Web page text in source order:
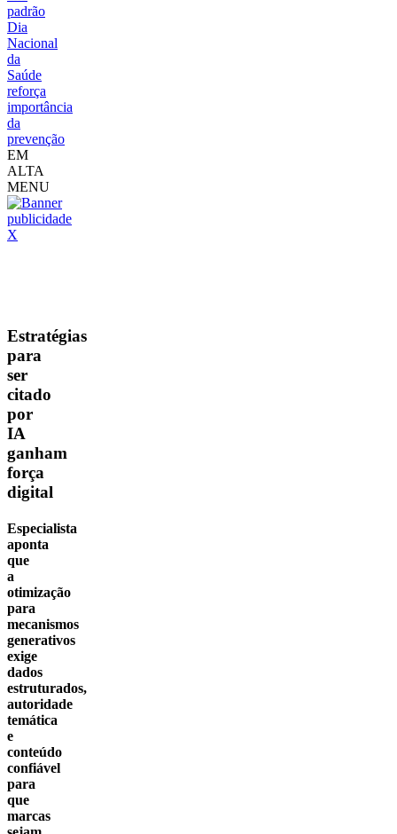
padrão
Dia
Nacional
da
Saúde
reforça
importância
da
prevenção
EM
ALTA
MENU
X
Estratégias
para
ser
citado
por
IA
ganham
força
digital
Especialista
aponta
que
a
otimização
para
mecanismos
generativos
exige
dados
estruturados,
autoridade
temática
e
conteúdo
confiável
para
que
marcas